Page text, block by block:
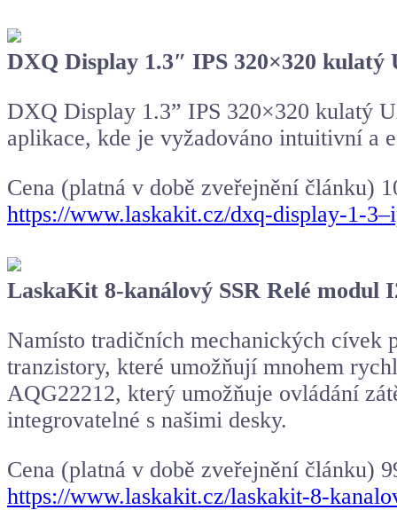
DXQ Display 1.3″ IPS 320×320 kulatý
DXQ Display 1.3” IPS 320×320 kulatý
aplikace, kde je vyžadováno intuitivní a
Cena (platná v době zveřejnění článku)
https://www.laskakit.cz/dxq-display-1-
LaskaKit 8-kanálový SSR Relé modul
Namísto tradičních mechanických cívek
tranzistory, které umožňují mnohem
AQG22212, který umožňuje ovládání
integrovatelné s našimi desky.
Cena (platná v době zveřejnění článku)
https://www.laskakit.cz/laskakit-8-